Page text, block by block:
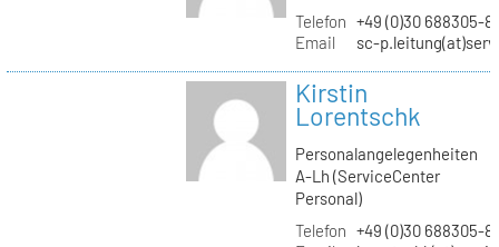
Telefon +49 (0)30 688305-
Email
sc-
Kirstin
Lorentschk
Personalangelegenheiten
A-Lh (ServiceCenter
Personal)
Telefon +49 (0)30 688305-